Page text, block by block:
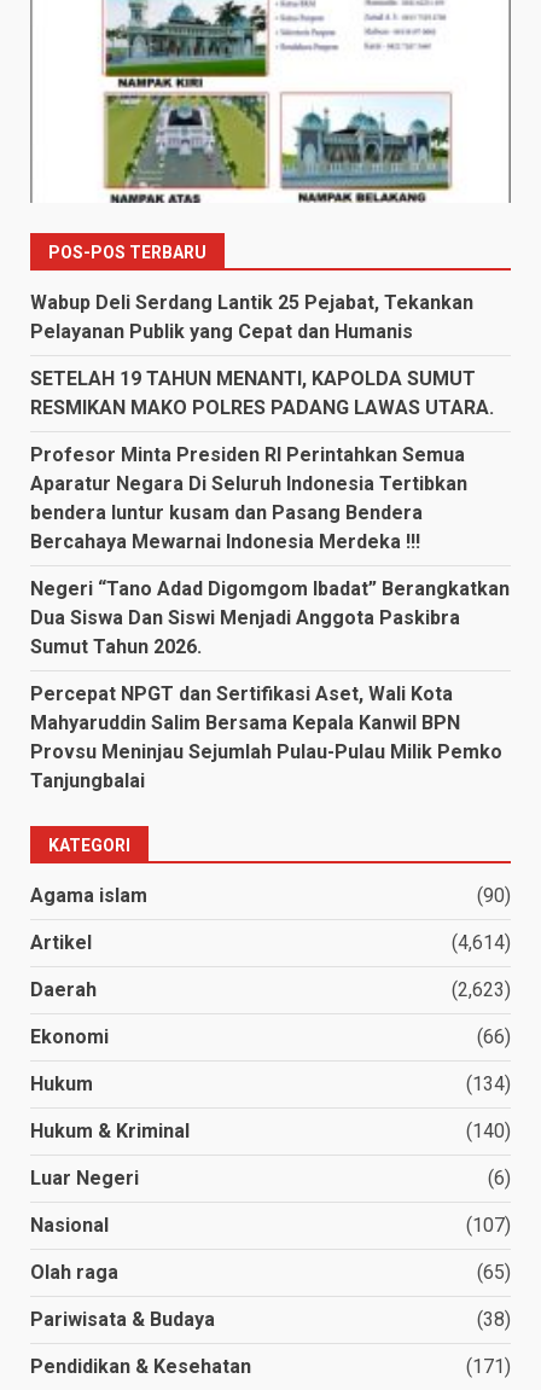
POS-POS TERBARU
Wabup Deli Serdang Lantik 25 Pejabat, Tekankan
Pelayanan Publik yang Cepat dan Humanis
SETELAH 19 TAHUN MENANTI, KAPOLDA SUMUT
RESMIKAN MAKO POLRES PADANG LAWAS UTARA.
Profesor Minta Presiden RI Perintahkan Semua
Aparatur Negara Di Seluruh Indonesia Tertibkan
bendera luntur kusam dan Pasang Bendera
Bercahaya Mewarnai Indonesia Merdeka !!!
Negeri “Tano Adad Digomgom Ibadat” Berangkatkan
Dua Siswa Dan Siswi Menjadi Anggota Paskibra
Sumut Tahun 2026.
Percepat NPGT dan Sertifikasi Aset, Wali Kota
Mahyaruddin Salim Bersama Kepala Kanwil BPN
Provsu Meninjau Sejumlah Pulau-Pulau Milik Pemko
Tanjungbalai
KATEGORI
Agama islam (90)
Artikel (4,614)
Daerah (2,623)
Ekonomi (66)
Hukum (134)
Hukum & Kriminal (140)
Luar Negeri (6)
Nasional (107)
Olah raga (65)
Pariwisata & Budaya (38)
Pendidikan & Kesehatan
(171)